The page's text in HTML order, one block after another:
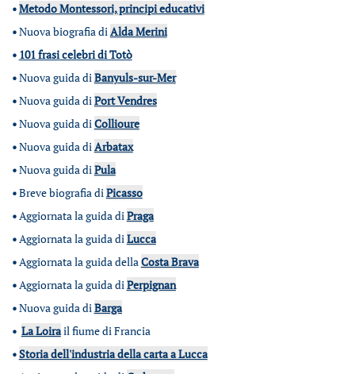
•Metodo Montessori, principi educativi
•Nuova biografia diAlda Merini
• 101 frasi celebri di Totò
•Nuova guida diBanyuls-sur-Mer
•Nuova guida diPort Vendres
•Nuova guida diCollioure
•Nuova guida diArbatax
•Nuova guida diPula
•Breve biografia diPicasso
•Aggiornata la guida diPraga
•Aggiornata la guida diLucca
•Aggiornata la guida dellaCosta Brava
•Aggiornata la guida diPerpignan
•Nuova guida diBarga
• La Loirail fiume di Francia
•Storia dell'industria della carta a Lucca